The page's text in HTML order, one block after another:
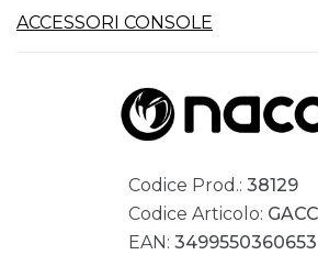
ACCESSORI CONSOLE
Codice Prod.: 38129
Codice Articolo:
EAN: 3499550360653